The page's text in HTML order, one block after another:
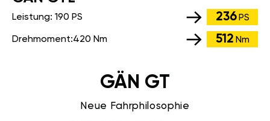
Leistung: 190 PS 236 PS
Drehmoment:420 Nm 512 Nm
GÄN GT
Neue Fahrphilosophie